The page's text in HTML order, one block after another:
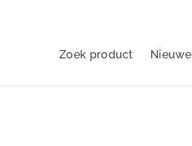
Zoek product